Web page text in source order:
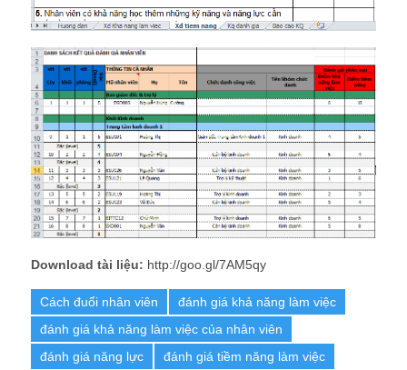
Download tài liệu: http://goo.gl/7AM5qy
Cách đuổi nhân viên
đánh giá khả năng làm việc
đánh giá khả năng làm việc của nhân viên
đánh giá năng lực
đánh giá tiềm năng làm việc